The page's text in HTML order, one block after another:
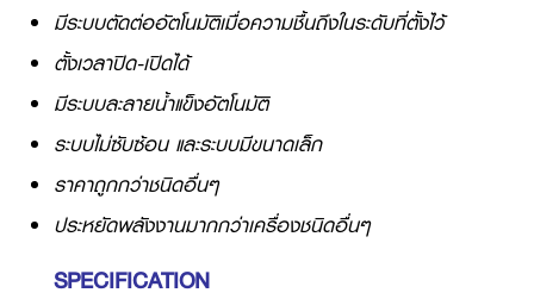
มีระบบตัดต่ออัตโนมัติเมื่อความชื้นถึงในระดับที่ตั้งไว้
ตั้งเวลาปิด-เปิดได้
มีระบบละลายน้ำแข็งอัตโนมัติ
ระบบไม่ซับซ้อน และระบบมีขนาดเล็ก
ราคาถูกกว่าชนิดอื่นๆ
ประหยัดพลังงานมากกว่าเครื่องชนิดอื่นๆ
SPECIFICATION